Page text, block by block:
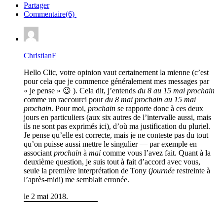
Partager
Commentaire(6)
ChristianF
Hello Clic, votre opinion vaut certainement la mienne (c’est
pour cela que je commence généralement mes messages par
« je pense » 😉 ). Cela dit, j’entends du 8 au 15 mai prochain
comme un raccourci pourdu 8 mai prochain au 15 mai
prochain. Pour moi, prochain se rapporte donc à ces deux
jours en particuliers (aux six autres de l’intervalle aussi, mais
ils ne sont pas exprimés ici), d’où ma justification du pluriel.
Je pense qu’elle est correcte, mais je ne conteste pas du tout
qu’on puisse aussi mettre le singulier — par exemple en
associant prochain à mai comme vous l’avez fait. Quant à la
deuxième question, je suis tout à fait d’accord avec vous,
seule la première interprétation de Tony (journée restreinte à
l’après-midi) me semblait erronée.
le 2 mai 2018.